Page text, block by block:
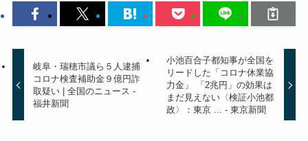
岐阜・瑞穂市議ら５人逮捕
コロナ検査補助金９億円詐
取疑い | 全国のニュース -
福井新聞
小池百合子都知事が全国を
リードした「コロナ休業協
力金」 「2兆円」の効果は
まだ見えない〈検証小池都
政〉：東京 ... - 東京新聞